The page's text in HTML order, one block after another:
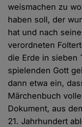
weismachen zu
haben soll, der
hat und nach
verordneten
die Erde in sieben
spielenden Gott
dann etwa ein,
Märchenbuch
Dokument, aus
21. Jahrhundert